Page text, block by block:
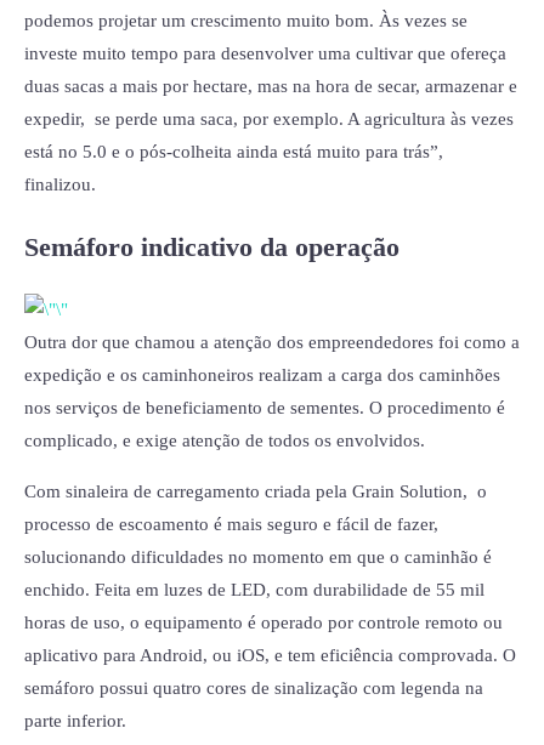
podemos projetar um crescimento muito bom. Às vezes se
investe muito tempo para desenvolver uma cultivar que ofereça
duas sacas a mais por hectare, mas na hora de secar, armazenar e
expedir, se perde uma saca, por exemplo. A agricultura às vezes
está no 5.0 e o pós-colheita ainda está muito para trás”,
finalizou.
Semáforo indicativo da operação
Outra dor que chamou a atenção dos empreendedores foi como a
expedição e os caminhoneiros realizam a carga dos caminhões
nos serviços de beneficiamento de sementes. O procedimento é
complicado, e exige atenção de todos os envolvidos.
Com sinaleira de carregamento criada pela Grain Solution, o
processo de escoamento é mais seguro e fácil de fazer,
solucionando dificuldades no momento em que o caminhão é
enchido. Feita em luzes de LED, com durabilidade de 55 mil
horas de uso, o equipamento é operado por controle remoto ou
aplicativo para Android, ou iOS, e tem eficiência comprovada. O
semáforo possui quatro cores de sinalização com legenda na
parte inferior.